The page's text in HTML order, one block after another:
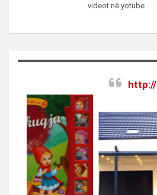
videot në yotube
http://